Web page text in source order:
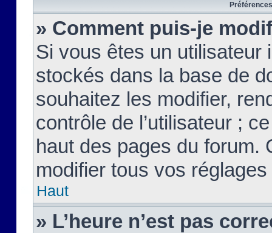
» Comment puis-je
Si vous êtes un
stockés dans la base de
souhaitez les modifier,
contrôle de l’utilisateur ;
haut des pages du forum.
modifier tous vos
Haut
» L’heure n’est pas